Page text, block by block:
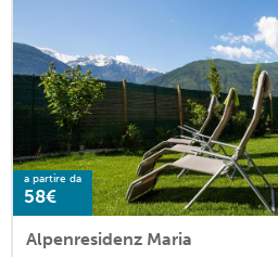
a partire da
58€
Alpenresidenz Maria